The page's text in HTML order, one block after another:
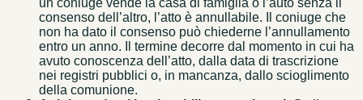
consenso dell’altro, l’atto è annullabile. Il coniuge che
non ha dato il consenso può chiederne l’annullamento
entro un anno. Il termine decorre dal momento in cui ha
avuto conoscenza dell’atto, dalla data di trascrizione
nei registri pubblici o, in mancanza, dallo scioglimento
della comunione.